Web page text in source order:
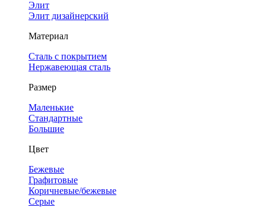
Элит
Элит дизайнерский
Материал
Сталь с покрытием
Нержавеющая сталь
Размер
Маленькие
Стандартные
Большие
Цвет
Бежевые
Графитовые
Коричневые/бежевые
Серые